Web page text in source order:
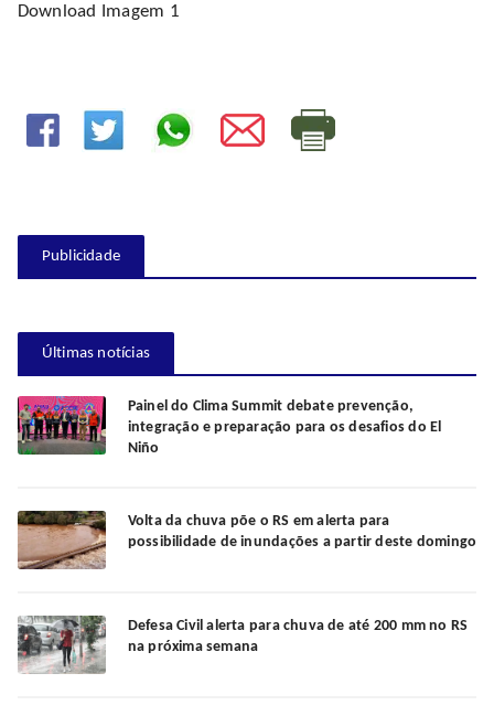
Download Imagem 1
Publicidade
Últimas notícias
Painel do Clima Summit debate prevenção,
integração e preparação para os desafios do El
Niño
Volta da chuva põe o RS em alerta para
possibilidade de inundações a partir deste domingo
Defesa Civil alerta para chuva de até 200 mm no RS
na próxima semana